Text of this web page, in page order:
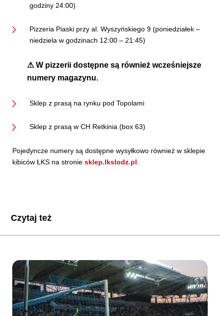
godziny 24:00)
Pizzeria Piaski przy al. Wyszyńskiego 9 (poniedziałek –
niedziela w godzinach 12:00 – 21:45)
⚠W pizzerii dostępne są również wcześniejsze
numery magazynu.
Sklep z prasą na rynku pod Topolami
Sklep z prasą w CH Retkinia (box 63)
Pojedyncze numery są dostępne wysyłkowo również w sklepie
kibiców ŁKS na stronie sklep.lkslodz.pl.
Czytaj też